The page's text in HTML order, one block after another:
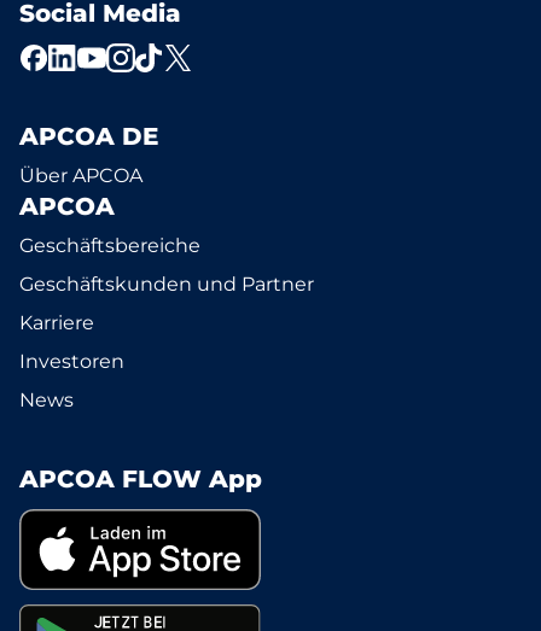
Social Media
APCOA DE
Über APCOA
APCOA
Geschäftsbereiche
Geschäftskunden und Partner
Karriere
Investoren
News
APCOA FLOW App